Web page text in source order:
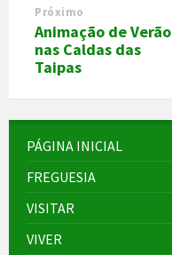
Próximo
Animação de Verão
nas Caldas das
Taipas
PÁGINA INICIAL
FREGUESIA
VISITAR
VIVER